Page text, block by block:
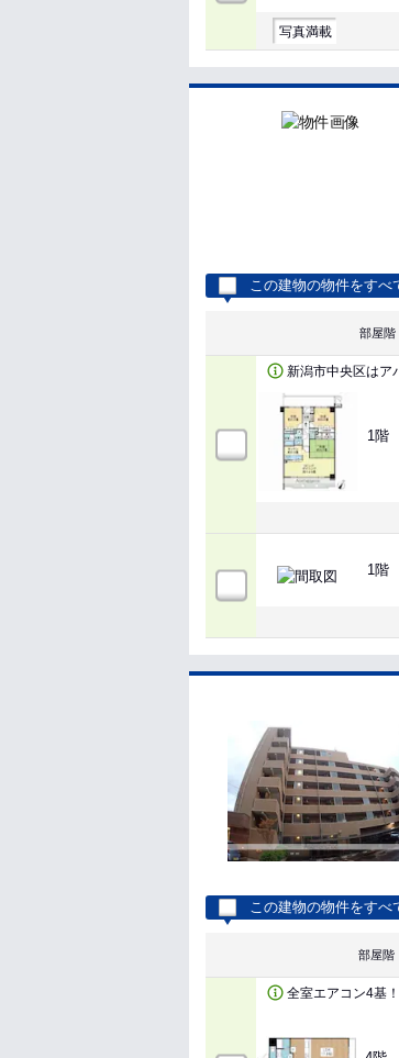
写真満載
この建物の物件をすべ
部屋階
新潟市中央区はア
1階
1階
この建物の物件をすべ
部屋階
全室エアコン4基